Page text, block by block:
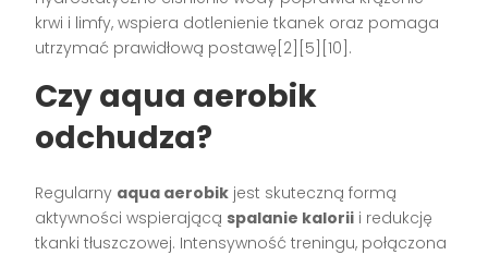
krwi i limfy, wspiera dotlenienie tkanek oraz pomaga
utrzymać prawidłową postawę[2][5][10].
Czy aqua aerobik
odchudza?
Regularny aqua aerobik jest skuteczną formą
aktywności wspierającą spalanie kalorii i redukcję
tkanki tłuszczowej. Intensywność treningu, połączona